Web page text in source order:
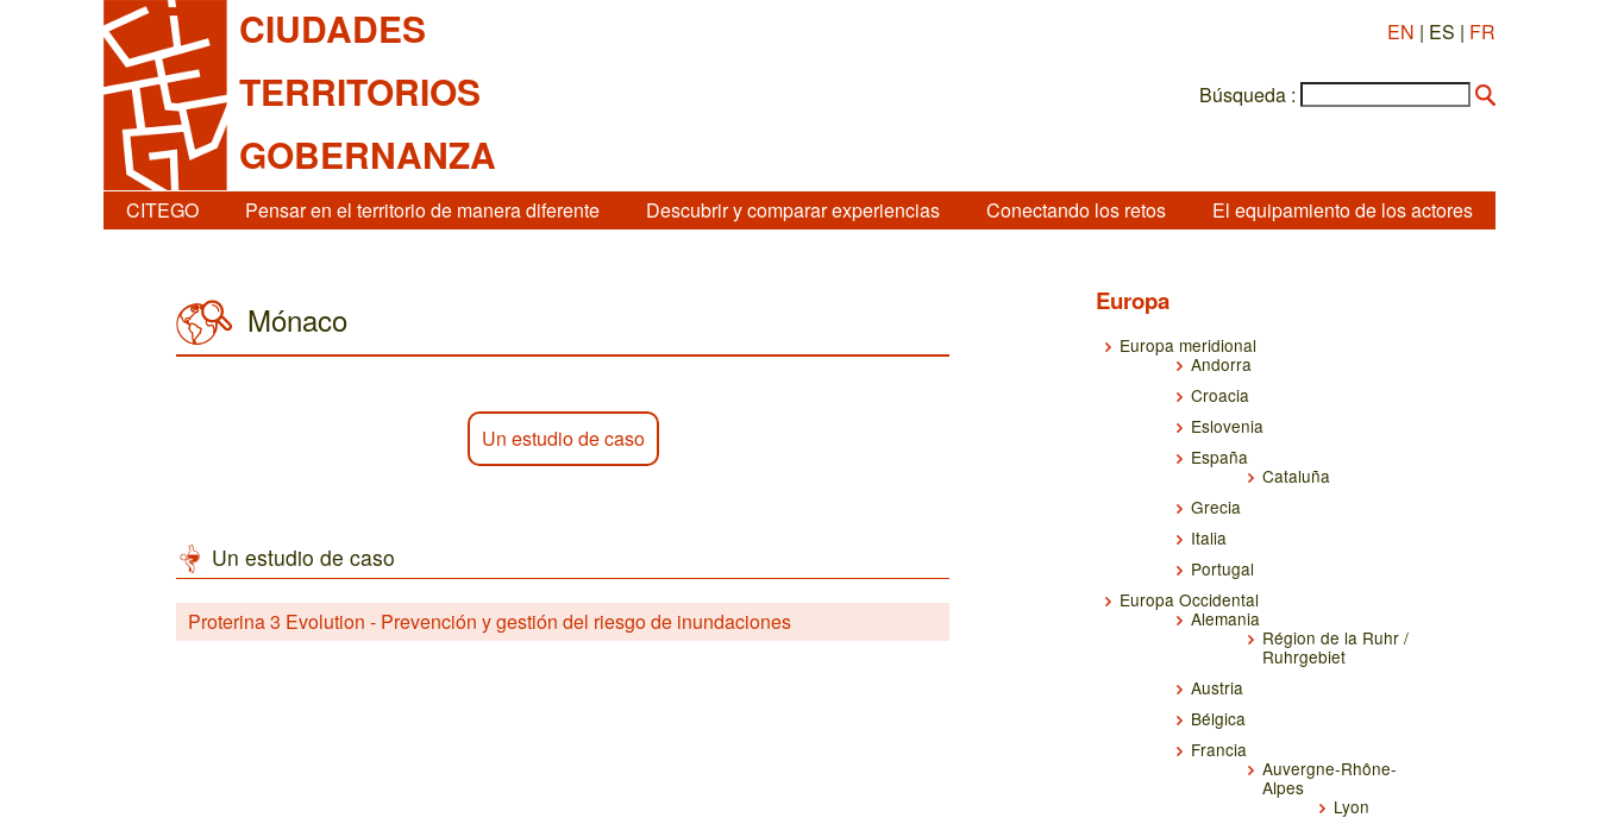
CIUDADES
TERRITORIOS
GOBERNANZA
EN | ES | FR
Búsqueda :
CITEGO Pensar en el territorio de manera diferente Descubrir y comparar experiencias Conectando los retos El equipamiento de los actores
Mónaco
Un estudio de caso
Un estudio de caso
Proterina 3 Evolution - Prevención y gestión del riesgo de inundaciones
Europa
Europa meridional
Andorra
Croacia
Eslovenia
España
Cataluña
Grecia
Italia
Portugal
Europa Occidental
Alemania
Région de la Ruhr /
Ruhrgebiet
Austria
Bélgica
Francia
Auvergne-Rhône-
Alpes
Lyon